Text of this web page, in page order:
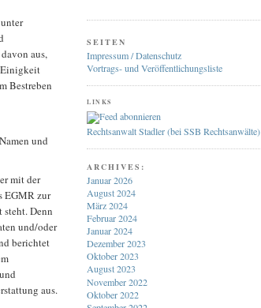
aus,
Bestreben
und
mit der
EGMR zur
Denn
und/oder
berichtet
aus.
SEITEN
Impressum / Datenschutz
Vortrags- und Veröffentlichungsliste
LINKS
Rechtsanwalt Stadler (bei SSB Rechtsanwälte)
ARCHIVES:
Januar 2026
August 2024
März 2024
Februar 2024
Januar 2024
Dezember 2023
Oktober 2023
August 2023
November 2022
Oktober 2022